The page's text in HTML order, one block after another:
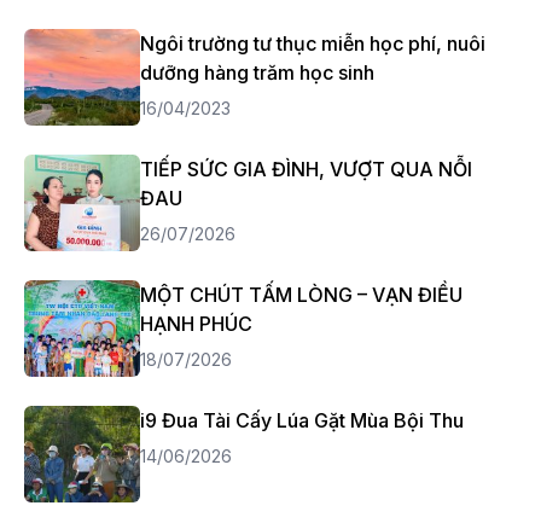
Ngôi trường tư thục miễn học phí, nuôi
dưỡng hàng trăm học sinh
16/04/2023
TIẾP SỨC GIA ĐÌNH, VƯỢT QUA NỖI
ĐAU
26/07/2026
MỘT CHÚT TẤM LÒNG – VẠN ĐIỀU
HẠNH PHÚC
18/07/2026
i9 Đua Tài Cấy Lúa Gặt Mùa Bội Thu
14/06/2026